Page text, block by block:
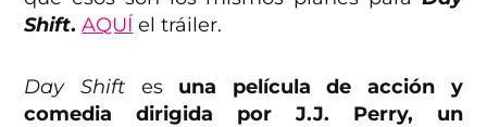
Shift.AQUÍ el tráiler.
Day Shift es una película de acción y
comedia dirigida por J.J. Perry, un